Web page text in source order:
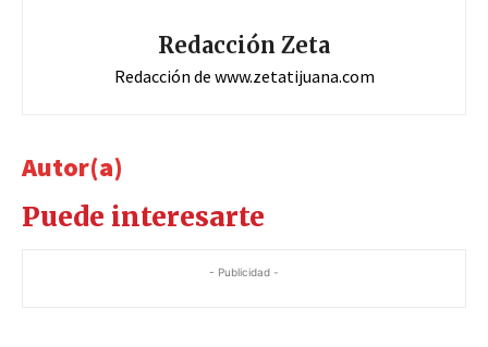
Redacción Zeta
Redacción de www.zetatijuana.com
Autor(a)
Puede interesarte
- Publicidad -